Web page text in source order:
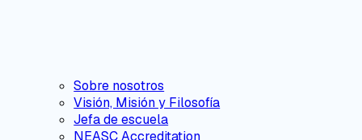
Sobre nosotros
Visión, Misión y Filosofía
Jefa de escuela
NEASC Accreditation